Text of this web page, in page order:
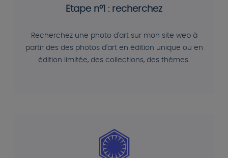
Etape n°1 : recherchez
Recherchez une photo d'art sur mon site web à
partir des des photos d'art en édition unique ou en
édition limitée, des collections, des thèmes.